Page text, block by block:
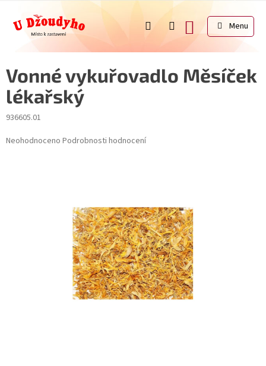
obsah
NÁKUPNÍ
KOŠÍK
Vonné vykuřovadlo Měsíček
lékařský
936605.01
Průměrné
Neohodnoceno Podrobnosti hodnocení